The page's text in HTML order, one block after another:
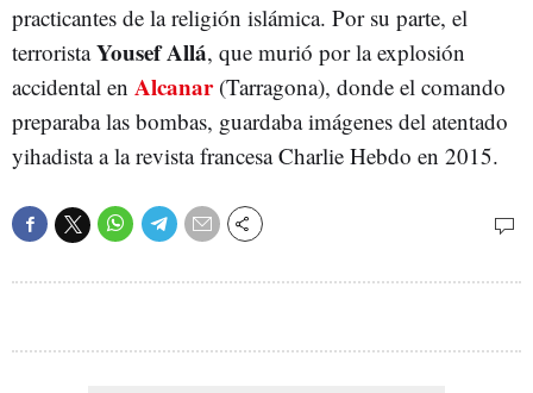
practicantes de la religión islámica. Por su parte, el
terroristaYousef Allá, que murió por la explosión
accidental en Alcanar(Tarragona), donde el comando
preparaba las bombas, guardaba imágenes del atentado
yihadista a la revista francesa Charlie Hebdo en 2015.